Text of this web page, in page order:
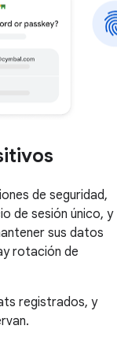
de seguridad,
de sesión único, y
sus datos
rotación de
registrados, y